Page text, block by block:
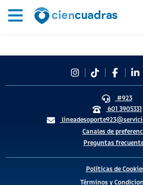
#923
601 3905331
Canales de
Preguntas
Políticas de
Términos y